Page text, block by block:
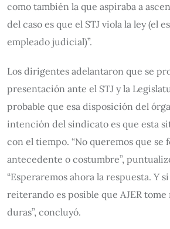
como también la que aspiraba a
del caso es que el STJ viola la ley (el
empleado judicial)”.
Los dirigentes adelantaron que se
presentación ante el STJ y la
probable que esa disposición del
intención del sindicato es que esta
con el tiempo. “No queremos que se
antecedente o costumbre”,
“Esperaremos ahora la respuesta. Y
reiterando es posible que AJER tome
duras”, concluyó.